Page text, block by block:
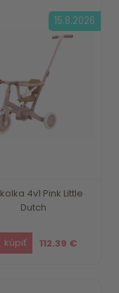
4v1 Pink Little
Dutch
112.39 €
15.8.2026